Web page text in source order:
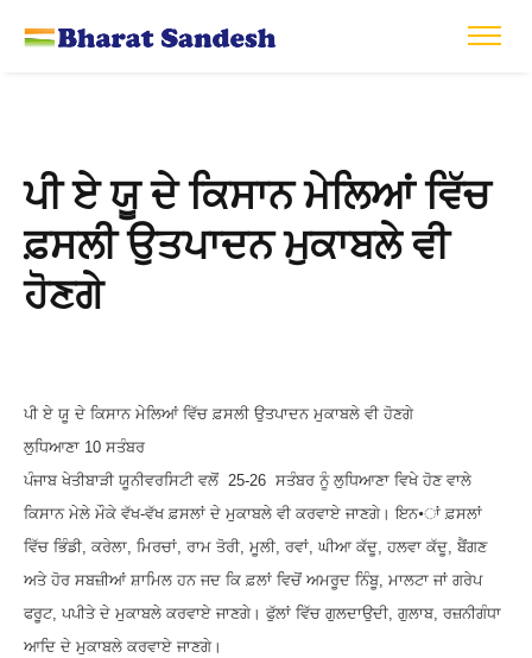
ਪੀ ਏ ਯੂ ਦੇ ਕਿਸਾਨ ਮੇਲਿਆਂ ਵਿੱਚ
ਫ਼ਸਲੀ ਉਤਪਾਦਨ ਮੁਕਾਬਲੇ ਵੀ
ਹੋਣਗੇ
ਪੀ ਏ ਯੂ ਦੇ ਕਿਸਾਨ ਮੇਲਿਆਂ ਵਿੱਚ ਫ਼ਸਲੀ ਉਤਪਾਦਨ ਮੁਕਾਬਲੇ ਵੀ ਹੋਣਗੇ
ਲੁਧਿਆਣਾ 10 ਸਤੰਬਰ
ਪੰਜਾਬ ਖੇਤੀਬਾੜੀ ਯੂਨੀਵਰਸਿਟੀ ਵਲੋਂ 25-26 ਸਤੰਬਰ ਨੂੰ ਲੁਧਿਆਣਾ ਵਿਖੇ ਹੋਣ ਵਾਲੇ
ਕਿਸਾਨ ਮੇਲੇ ਮੌਕੇ ਵੱਖ-ਵੱਖ ਫ਼ਸਲਾਂ ਦੇ ਮੁਕਾਬਲੇ ਵੀ ਕਰਵਾਏ ਜਾਣਗੇ। ਇਨ•ਾਂ ਫ਼ਸਲਾਂ
ਵਿੱਚ ਭਿੰਡੀ, ਕਰੇਲਾ, ਮਿਰਚਾਂ, ਰਾਮ ਤੋਰੀ, ਮੂਲੀ, ਰਵਾਂ, ਘੀਆ ਕੱਦੂ, ਹਲਵਾ ਕੱਦੂ, ਬੈਂਗਣ
ਅਤੇ ਹੋਰ ਸਬਜ਼ੀਆਂ ਸ਼ਾਮਿਲ ਹਨ ਜਦ ਕਿ ਫ਼ਲਾਂ ਵਿਚੋਂ ਅਮਰੂਦ ਨਿੰਬੂ, ਮਾਲਟਾ ਜਾਂ ਗਰੇਪ
ਫਰੂਟ, ਪਪੀਤੇ ਦੇ ਮੁਕਾਬਲੇ ਕਰਵਾਏ ਜਾਣਗੇ। ਫੁੱਲਾਂ ਵਿੱਚ ਗੁਲਦਾਉਦੀ, ਗੁਲਾਬ, ਰਜ਼ਨੀਗੰਧਾ
ਆਦਿ ਦੇ ਮੁਕਾਬਲੇ ਕਰਵਾਏ ਜਾਣਗੇ।